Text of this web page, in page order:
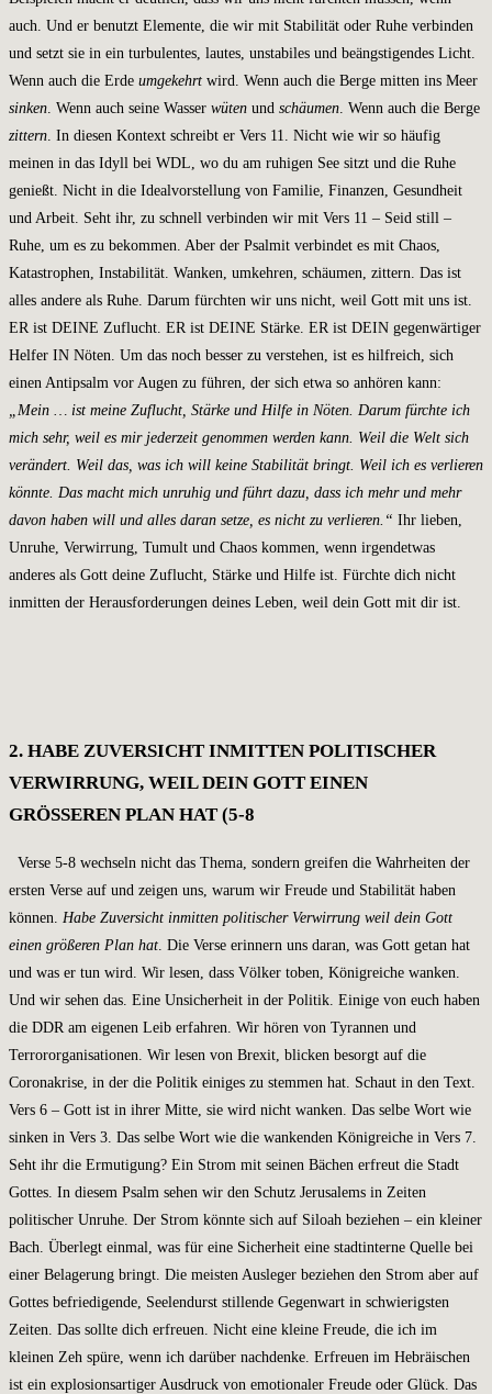
auch. Und er benutzt Elemente, die wir mit Stabilität oder Ruhe verbinden
und setzt sie in ein turbulentes, lautes, unstabiles und beängstigendes Licht.
Wenn auch die Erde umgekehrt wird. Wenn auch die Berge mitten ins Meer
sinken . Wenn auch seine Wasser wüten und schäumen . Wenn auch die Berge
zittern . In diesen Kontext schreibt er Vers 11. Nicht wie wir so häufig
meinen in das Idyll bei WDL, wo du am ruhigen See sitzt und die Ruhe
genießt. Nicht in die Idealvorstellung von Familie, Finanzen, Gesundheit
und Arbeit. Seht ihr, zu schnell verbinden wir mit Vers 11 – Seid still –
Ruhe, um es zu bekommen. Aber der Psalmit verbindet es mit Chaos,
Katastrophen, Instabilität. Wanken, umkehren, schäumen, zittern. Das ist
alles andere als Ruhe. Darum fürchten wir uns nicht, weil Gott mit uns ist.
ER ist DEINE Zuflucht. ER ist DEINE Stärke. ER ist DEIN gegenwärtiger
Helfer IN Nöten. Um das noch besser zu verstehen, ist es hilfreich, sich
einen Antipsalm vor Augen zu führen, der sich etwa so anhören kann:
„Mein … ist meine Zuflucht, Stärke und Hilfe in Nöten. Darum fürchte ich
mich sehr, weil es mir jederzeit genommen werden kann. Weil die Welt sich
verändert. Weil das, was ich will keine Stabilität bringt. Weil ich es verlieren
könnte. Das macht mich unruhig und führt dazu, dass ich mehr und mehr
davon haben will und alles daran setze, es nicht zu verlieren.“ Ihr lieben,
Unruhe, Verwirrung, Tumult und Chaos kommen, wenn irgendetwas
anderes als Gott deine Zuflucht, Stärke und Hilfe ist. Fürchte dich nicht
inmitten der Herausforderungen deines Leben, weil dein Gott mit dir ist.
2. HABE ZUVERSICHT INMITTEN POLITISCHER
VERWIRRUNG, WEIL DEIN GOTT EINEN
GRÖSSEREN PLAN HAT (5-8
Verse 5-8 wechseln nicht das Thema, sondern greifen die Wahrheiten der
ersten Verse auf und zeigen uns, warum wir Freude und Stabilität haben
können.
Habe Zuversicht inmitten politischer Verwirrung weil dein Gott
einen größeren Plan hat . Die Verse erinnern uns daran, was Gott getan hat
und was er tun wird. Wir lesen, dass Völker toben, Königreiche wanken.
Und wir sehen das. Eine Unsicherheit in der Politik. Einige von euch haben
die DDR am eigenen Leib erfahren. Wir hören von Tyrannen und
Terrororganisationen. Wir lesen von Brexit, blicken besorgt auf die
Coronakrise, in der die Politik einiges zu stemmen hat. Schaut in den Text.
Vers 6 – Gott ist in ihrer Mitte, sie wird nicht wanken. Das selbe Wort wie
sinken in Vers 3. Das selbe Wort wie die wankenden Königreiche in Vers 7.
Seht ihr die Ermutigung? Ein Strom mit seinen Bächen erfreut die Stadt
Gottes. In diesem Psalm sehen wir den Schutz Jerusalems in Zeiten
politischer Unruhe. Der Strom könnte sich auf Siloah beziehen – ein kleiner
Bach. Überlegt einmal, was für eine Sicherheit eine stadtinterne Quelle bei
einer Belagerung bringt. Die meisten Ausleger beziehen den Strom aber auf
Gottes befriedigende, Seelendurst stillende Gegenwart in schwierigsten
Zeiten. Das sollte dich erfreuen. Nicht eine kleine Freude, die ich im
kleinen Zeh spüre, wenn ich darüber nachdenke. Erfreuen im Hebräischen
ist ein explosionsartiger Ausdruck von emotionaler Freude oder Glück. Das